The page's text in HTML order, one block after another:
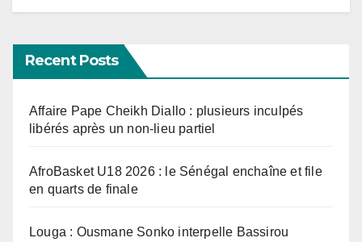
Recent Posts
Affaire Pape Cheikh Diallo : plusieurs inculpés
libérés après un non-lieu partiel
AfroBasket U18 2026 : le Sénégal enchaîne et file
en quarts de finale
Louga : Ousmane Sonko interpelle Bassirou